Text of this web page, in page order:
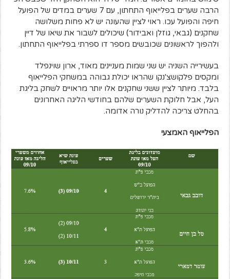
הרבה שערים בפלייאוף התחתון, עם 7 שערים במדים של הפועל
חיפה והפועל עכו. ראוי לציין שהעונה יש לא פחות משלושה
שחקנים (גבאי, גוזלן ואבידור) שיכולים לשבור את שיאו של דיין
ולהפוך לראשונים שכובשים מספר דו ספרתי בפלייאוף התחתון.
בעשירייה השניה יש שני שמות מעניינים מאוד, ארון שוינפלד
ומקסים פלקושצ'נקו שהראו יכולת גבוהה במשחקי הפלייאוף
בלבד. מיותר לציין ששני שחקנים אלו יותר מראויים לשחק בליגת
העל, אבל חלוקת השערים שלהם בחודשי הליגה האחרונים
בהחלט צריכה להדליק נורה אדומה.
הפלייאוף האמצעי